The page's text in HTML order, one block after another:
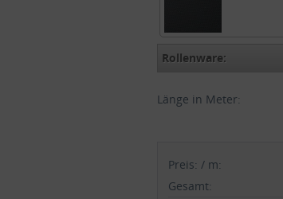
Rollenware:
Länge in Meter:
Preis: / m:
Gesamt: